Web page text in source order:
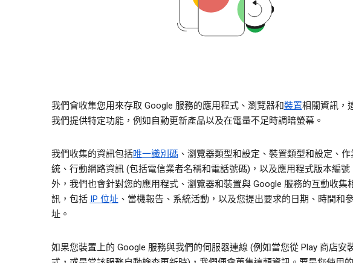
我們會收集您用來存取 Google 服務的應用程式、瀏覽器和裝置相關資訊，
我們提供特定功能，例如自動更新產品以及在電量不足時調暗螢幕。
我們收集的資訊包括唯一識別碼、瀏覽器類型和設定、裝置類型和設定、作
統、行動網路資訊 (包括電信業者名稱和電話號碼)，以及應用程式版本編號
外，我們也會針對您的應用程式、瀏覽器和裝置與 Google 服務的互動收集
訊，包括 IP 位址、當機報告、系統活動，以及您提出要求的日期、時間和
址。
如果您裝置上的 Google 服務與我們的伺服器連線 (例如當您從 Play 商店安